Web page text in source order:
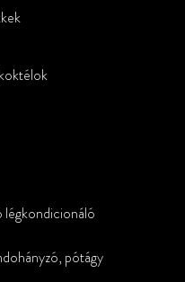
légkondicionáló
pótágy